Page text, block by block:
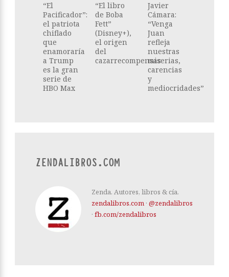
“El
Pacificador”:
el patriota
chiflado
que
enamoraría
a Trump
es la gran
serie de
HBO Max
“El libro
de Boba
Fett”
(Disney+),
el origen
del
cazarrecompensas
Javier
Cámara:
“Venga
Juan
refleja
nuestras
miserias,
carencias
y
mediocridades”
ZENDALIBROS.COM
Zenda. Autores, libros & cía.
zendalibros.com · @zendalibros
· fb.com/zendalibros